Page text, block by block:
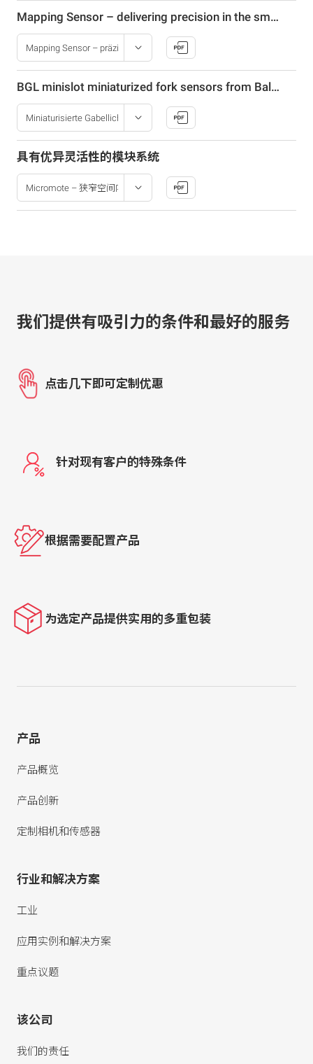
Mapping Sensor – delivering precision in the smallest possible space
BGL minislot miniaturized fork sensors from Balluff – flexible in the smallest space
具有优异灵活性的模块系统
我们提供有吸引力的条件和最好的服务
点击几下即可定制优惠
针对现有客户的特殊条件
根据需要配置产品
为选定产品提供实用的多重包装
产品
产品概览
产品创新
定制相机和传感器
行业和解决方案
工业
应用实例和解决方案
重点议题
该公司
我们的责任